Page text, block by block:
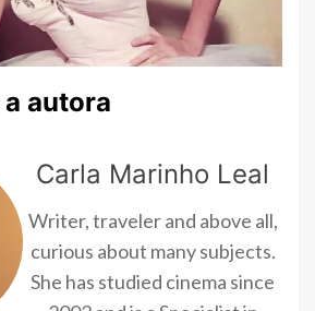
autora
Carla Marinho Leal
Writer, traveler and above all,
curious about many subjects.
She has studied cinema since